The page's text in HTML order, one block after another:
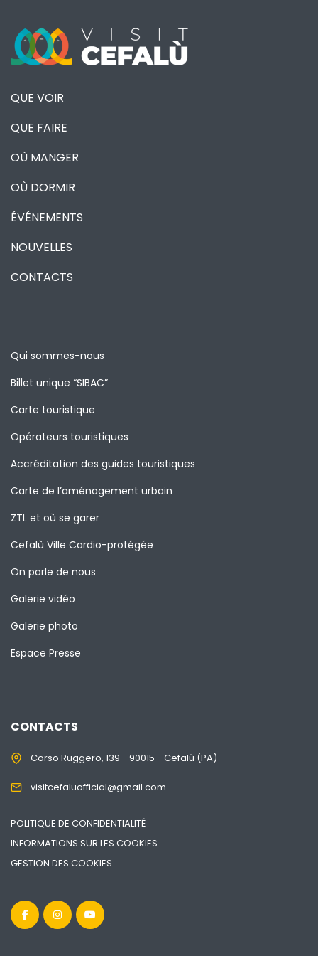
QUE VOIR
QUE FAIRE
OÙ MANGER
OÙ DORMIR
ÉVÉNEMENTS
NOUVELLES
CONTACTS
Qui sommes-nous
Billet unique “SIBAC”
Carte touristique
Opérateurs touristiques
Accréditation des guides touristiques
Carte de l’aménagement urbain
ZTL et où se garer
Cefalù Ville Cardio-protégée
On parle de nous
Galerie vidéo
Galerie photo
Espace Presse
CONTACTS
Corso Ruggero, 139 - 90015 - Cefalù (PA)
visitcefaluofficial@gmail.com
POLITIQUE DE CONFIDENTIALITÉ
INFORMATIONS SUR LES COOKIES
GESTION DES COOKIES